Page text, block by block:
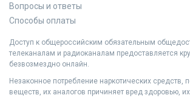
Вопросы и ответы
Способы оплаты
Доступ к общероссийским обязательным
телеканалам и радиоканалам предоставляется
безвозмездно онлайн.
Незаконное потребление наркотических средств,
веществ, их аналогов причиняет вред здоровью,